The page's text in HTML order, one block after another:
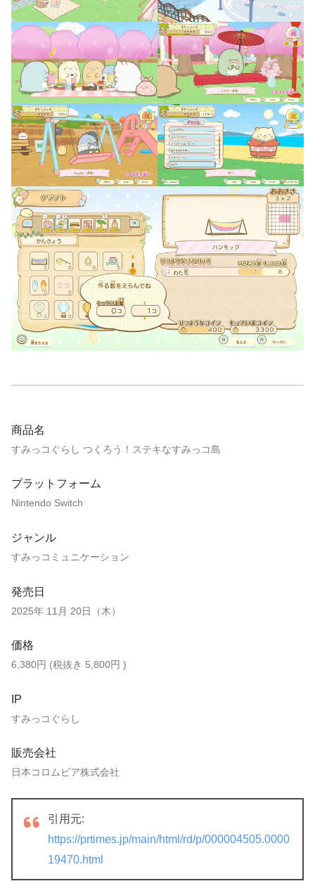
商品名
すみっコぐらし つくろう！ステキなすみっコ島
プラットフォーム
Nintendo Switch
ジャンル
すみっコミュニケーション
発売日
2025年 11月 20日（木）
価格
6,380円 (税抜き 5,800円 )
IP
すみっコぐらし
販売会社
日本コロムビア株式会社
引用元:
https://prtimes.jp/main/html/rd/p/000004505.0000
19470.html